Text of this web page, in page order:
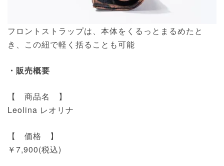
フロントストラップは、本体をくるっとまるめたと
き、この紐で軽く括ることも可能
・販売概要
【 商品名 】
Leolina レオリナ
【 価格 】
￥7,900(税込)